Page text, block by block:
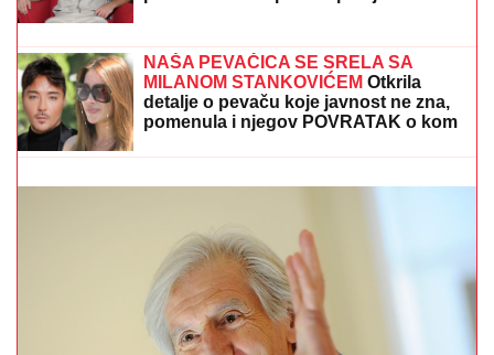
TAMARA ĐURIĆ DAJE 560.000 EVRA KAO JEMSTVO
ZA BIVŠEG MUŽAŽeli da se brani sa slobode:
"Verujem da bi i on to uradio za mene", ovo su svi
DOJURIO NA BICIKLI, PA PUCAO U
KUĆU SRPSKOG BIZNISMENA!